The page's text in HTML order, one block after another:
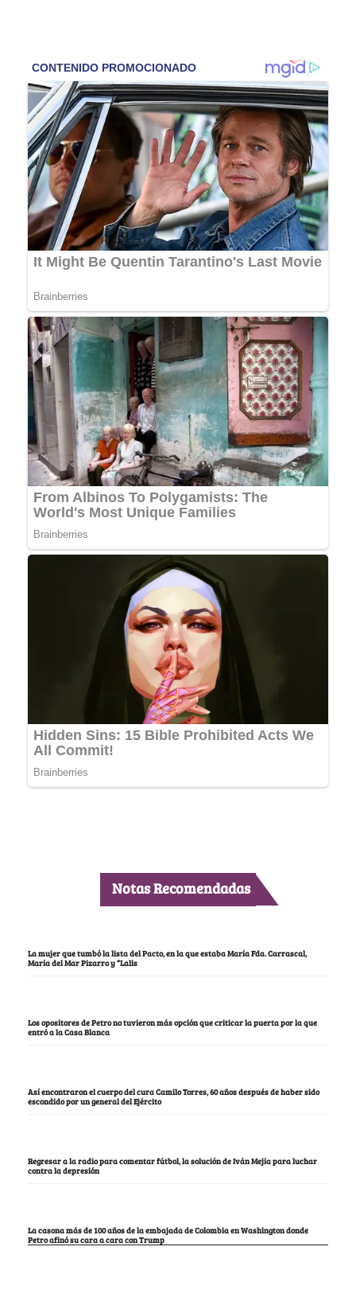
Notas Recomendadas
La mujer que tumbó la lista del Pacto, en la que estaba María Fda. Carrascal,
María del Mar Pizarro y “Lalis
Los opositores de Petro no tuvieron más opción que criticar la puerta por la que
entró a la Casa Blanca
Así encontraron el cuerpo del cura Camilo Torres, 60 años después de haber sido
escondido por un general del Ejército
Regresar a la radio para comentar fútbol, la solución de Iván Mejía para luchar
contra la depresión
La casona más de 100 años de la embajada de Colombia en Washington donde
Petro afinó su cara a cara con Trump